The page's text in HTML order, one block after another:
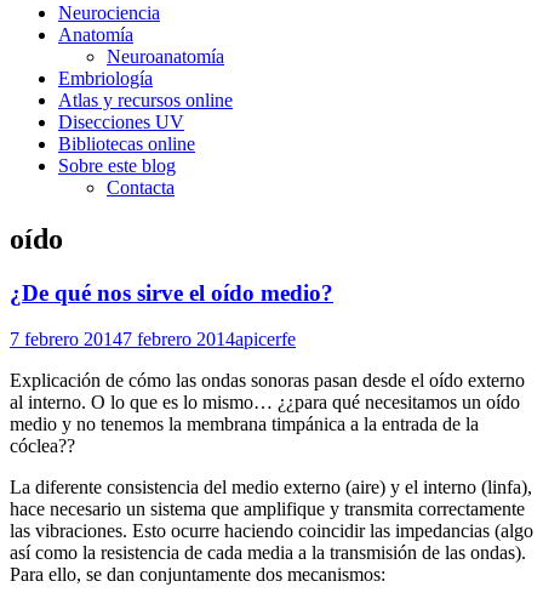
Neurociencia
Anatomía
Neuroanatomía
Embriología
Atlas y recursos online
Disecciones UV
Bibliotecas online
Sobre este blog
Contacta
oído
¿De qué nos sirve el oído medio?
7 febrero 20147 febrero 2014apicerfe
Explicación de cómo las ondas sonoras pasan desde el oído externo
al interno. O lo que es lo mismo… ¿¿para qué necesitamos un oído
medio y no tenemos la membrana timpánica a la entrada de la
cóclea??
La diferente consistencia del medio externo (aire) y el interno (linfa),
hace necesario un sistema que amplifique y transmita correctamente
las vibraciones. Esto ocurre haciendo coincidir las impedancias (algo
así como la resistencia de cada media a la transmisión de las ondas).
Para ello, se dan conjuntamente dos mecanismos: